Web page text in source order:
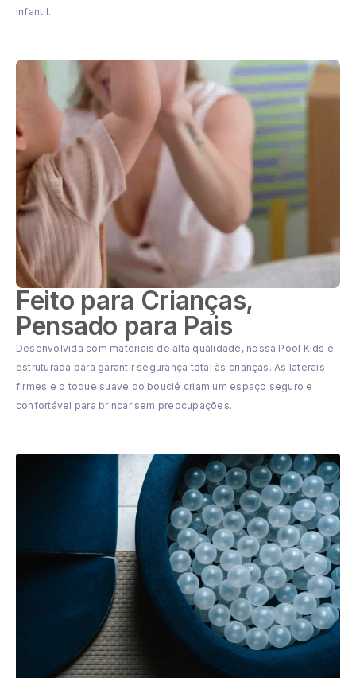
infantil.
Feito para Crianças,
Pensado para Pais
Desenvolvida com materiais de alta qualidade, nossa Pool Kids é
estruturada para garantir segurança total às crianças. As laterais
firmes e o toque suave do bouclé criam um espaço seguro e
confortável para brincar sem preocupações.